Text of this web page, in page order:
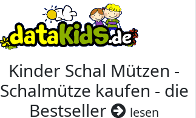
Kinder Schal Mützen -
Schalmütze kaufen - die
Bestseller
lesen